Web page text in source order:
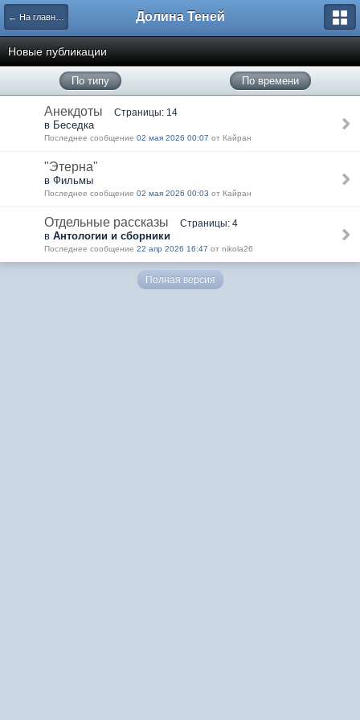
← На главную Долина Теней
Новые публикации
По типу По времени
Анекдоты Страницы: 14
в Беседка
Последнее сообщение 02 мая 2026 00:07 от Кайран
"Этерна"
в Фильмы
Последнее сообщение 02 мая 2026 00:03 от Кайран
Отдельные рассказы Страницы: 4
в Антологии и сборники
Последнее сообщение 22 апр 2026 16:47 от nikola26
Полная версия